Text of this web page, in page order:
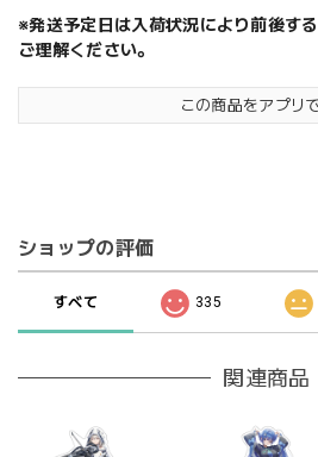
※発送予定日は入荷状況により前後す
ご理解ください。
この商品をアプリ
ショップの評価
すべて 335
関連商品